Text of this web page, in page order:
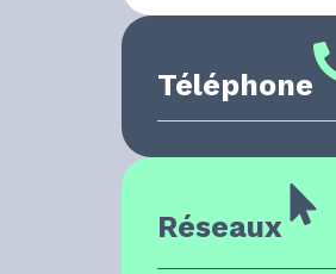
Téléphone
Réseaux